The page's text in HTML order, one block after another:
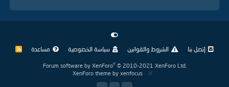
إتصل بنا الشروط والقوانين سياسة الخصوصية مساعدة
R
Forum software by XenForo® © 2010-2021 XenForo Ltd.
XenForo theme by xenfocus